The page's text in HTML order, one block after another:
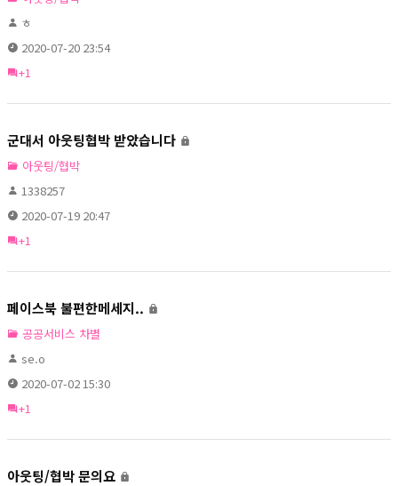
ㅎ
2020-07-20 23:54
+1
군대서 아웃팅협박 받았습니다
아웃팅/협박
1338257
2020-07-19 20:47
+1
페이스북 불편한메세지..
공공서비스 차별
se.o
2020-07-02 15:30
+1
아웃팅/협박 문의요